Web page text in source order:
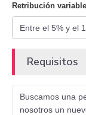
Retribución variable
Requisitos
Buscamos una
nosotros un